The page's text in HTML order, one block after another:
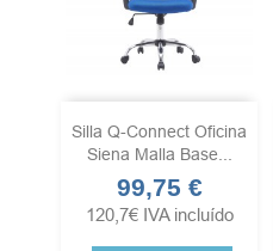
Silla Q-Connect Oficina
Siena Malla Base...
Precio
99,75 €
120,7€ IVA incluído